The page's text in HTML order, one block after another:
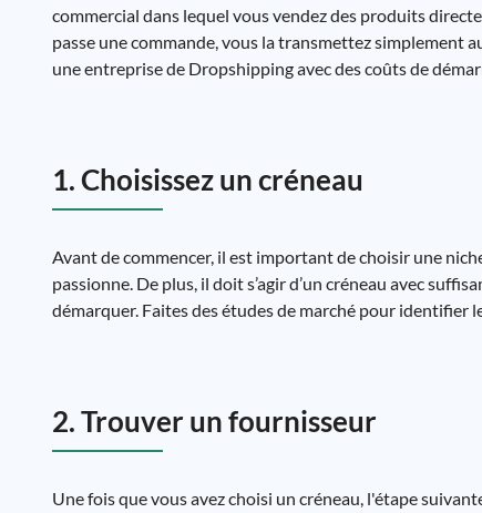
commercial dans lequel vous vendez des produits
passe une commande, vous la transmettez simplement
une entreprise de Dropshipping avec des coûts de
1. Choisissez un créneau
Avant de commencer, il est important de choisir une
passionne. De plus, il doit s’agir d’un créneau avec
démarquer. Faites des études de marché pour identifier
2. Trouver un fournisseur
Une fois que vous avez choisi un créneau, l'étape